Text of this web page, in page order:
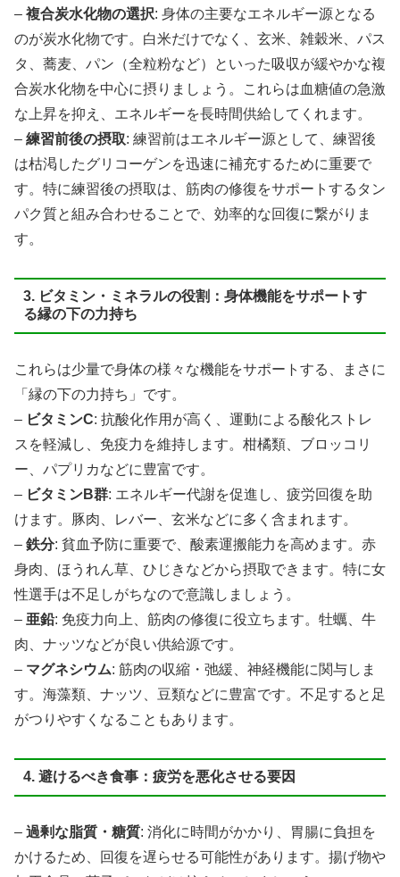
– 複合炭水化物の選択: 身体の主要なエネルギー源となる
のが炭水化物です。白米だけでなく、玄米、雑穀米、パス
タ、蕎麦、パン（全粒粉など）といった吸収が緩やかな複
合炭水化物を中心に摂りましょう。これらは血糖値の急激
な上昇を抑え、エネルギーを長時間供給してくれます。
– 練習前後の摂取: 練習前はエネルギー源として、練習後
は枯渇したグリコーゲンを迅速に補充するために重要で
す。特に練習後の摂取は、筋肉の修復をサポートするタン
パク質と組み合わせることで、効率的な回復に繋がりま
す。
3. ビタミン・ミネラルの役割：身体機能をサポートす
る縁の下の力持ち
これらは少量で身体の様々な機能をサポートする、まさに
「縁の下の力持ち」です。
– ビタミンC: 抗酸化作用が高く、運動による酸化ストレ
スを軽減し、免疫力を維持します。柑橘類、ブロッコリ
ー、パプリカなどに豊富です。
– ビタミンB群: エネルギー代謝を促進し、疲労回復を助
けます。豚肉、レバー、玄米などに多く含まれます。
– 鉄分: 貧血予防に重要で、酸素運搬能力を高めます。赤
身肉、ほうれん草、ひじきなどから摂取できます。特に女
性選手は不足しがちなので意識しましょう。
– 亜鉛: 免疫力向上、筋肉の修復に役立ちます。牡蠣、牛
肉、ナッツなどが良い供給源です。
– マグネシウム: 筋肉の収縮・弛緩、神経機能に関与しま
す。海藻類、ナッツ、豆類などに豊富です。不足すると足
がつりやすくなることもあります。
4. 避けるべき食事：疲労を悪化させる要因
– 過剰な脂質・糖質: 消化に時間がかかり、胃腸に負担を
かけるため、回復を遅らせる可能性があります。揚げ物や